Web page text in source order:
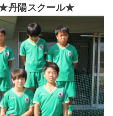
丹陽スクール★